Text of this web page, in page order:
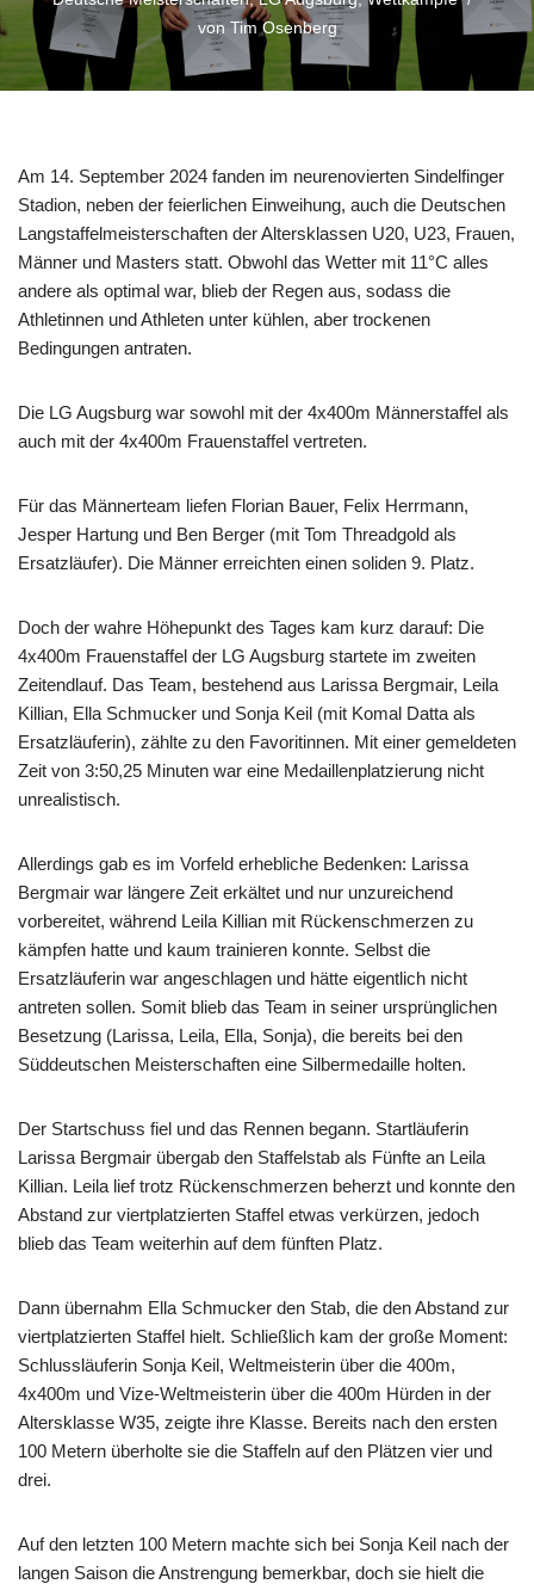
von Tim Osenberg
Am 14. September 2024 fanden im neurenovierten Sindelfinger
Stadion, neben der feierlichen Einweihung, auch die Deutschen
Langstaffelmeisterschaften der Altersklassen U20, U23, Frauen,
Männer und Masters statt. Obwohl das Wetter mit 11°C alles
andere als optimal war, blieb der Regen aus, sodass die
Athletinnen und Athleten unter kühlen, aber trockenen
Bedingungen antraten.
Die LG Augsburg war sowohl mit der 4x400m Männerstaffel als
auch mit der 4x400m Frauenstaffel vertreten.
Für das Männerteam liefen Florian Bauer, Felix Herrmann,
Jesper Hartung und Ben Berger (mit Tom Threadgold als
Ersatzläufer). Die Männer erreichten einen soliden 9. Platz.
Doch der wahre Höhepunkt des Tages kam kurz darauf: Die
4x400m Frauenstaffel der LG Augsburg startete im zweiten
Zeitendlauf. Das Team, bestehend aus Larissa Bergmair, Leila
Killian, Ella Schmucker und Sonja Keil (mit Komal Datta als
Ersatzläuferin), zählte zu den Favoritinnen. Mit einer gemeldeten
Zeit von 3:50,25 Minuten war eine Medaillenplatzierung nicht
unrealistisch.
Allerdings gab es im Vorfeld erhebliche Bedenken: Larissa
Bergmair war längere Zeit erkältet und nur unzureichend
vorbereitet, während Leila Killian mit Rückenschmerzen zu
kämpfen hatte und kaum trainieren konnte. Selbst die
Ersatzläuferin war angeschlagen und hätte eigentlich nicht
antreten sollen. Somit blieb das Team in seiner ursprünglichen
Besetzung (Larissa, Leila, Ella, Sonja), die bereits bei den
Süddeutschen Meisterschaften eine Silbermedaille holten.
Der Startschuss fiel und das Rennen begann. Startläuferin
Larissa Bergmair übergab den Staffelstab als Fünfte an Leila
Killian. Leila lief trotz Rückenschmerzen beherzt und konnte den
Abstand zur viertplatzierten Staffel etwas verkürzen, jedoch
blieb das Team weiterhin auf dem fünften Platz.
Dann übernahm Ella Schmucker den Stab, die den Abstand zur
viertplatzierten Staffel hielt. Schließlich kam der große Moment:
Schlussläuferin Sonja Keil, Weltmeisterin über die 400m,
4x400m und Vize-Weltmeisterin über die 400m Hürden in der
Altersklasse W35, zeigte ihre Klasse. Bereits nach den ersten
100 Metern überholte sie die Staffeln auf den Plätzen vier und
drei.
Auf den letzten 100 Metern machte sich bei Sonja Keil nach der
langen Saison die Anstrengung bemerkbar, doch sie hielt die